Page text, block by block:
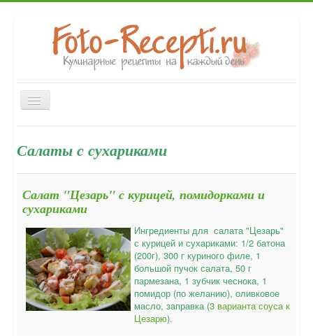
Включить/
выключить
Десерты
Выпечка Напитки
Салаты с сухариками
Салат "Цезарь" с курицей, помидорками и
сухариками
Ингредиенты для салата "Цезарь"
с курицей и сухариками: 1/2 батона
(200г), 300 г куриного филе, 1
большой пучок салата, 50 г
пармезана, 1 зубчик чеснока, 1
помидор (по желанию), оливковое
масло, заправка (3 варианта соуса к
Цезарю).